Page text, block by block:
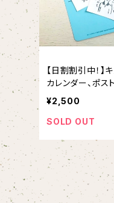
【日割割引中！】
カレンダー、ポス
¥2,500
SOLD OUT